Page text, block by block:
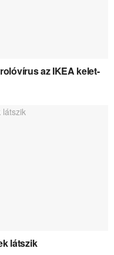
az IKEA kelet-
látszik